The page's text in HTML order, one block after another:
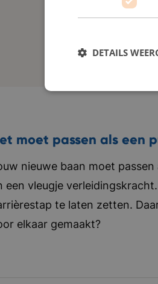
24
moet passen als een
nieuwe baan moet
een vleugje
te laten zetten.
elkaar gemaakt?
DETAILS